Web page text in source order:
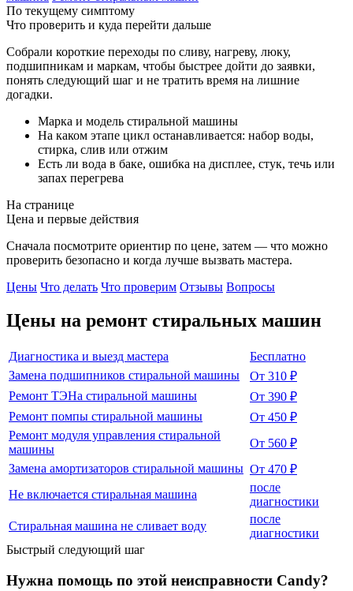
По текущему симптому
Что проверить и куда перейти дальше
Собрали короткие переходы по сливу, нагреву, люку,
подшипникам и маркам, чтобы быстрее дойти до заявки,
понять следующий шаг и не тратить время на лишние
догадки.
Марка и модель стиральной машины
На каком этапе цикл останавливается: набор воды,
стирка, слив или отжим
Есть ли вода в баке, ошибка на дисплее, стук, течь или
запах перегрева
На странице
Цена и первые действия
Сначала посмотрите ориентир по цене, затем — что можно
проверить безопасно и когда лучше вызвать мастера.
Цены Что делать Что проверим Отзывы Вопросы
Цены на ремонт стиральных машин
Диагностика и выезд мастера
Бесплатно
Замена подшипников стиральной машины
От 310 ₽
Ремонт ТЭНа стиральной машины
От 390 ₽
Ремонт помпы стиральной машины
От 450 ₽
Ремонт модуля управления стиральной
машины
От 560 ₽
Замена амортизаторов стиральной машины От 470 ₽
Не включается стиральная машина
после
диагностики
Стиральная машина не сливает воду
после
диагностики
Быстрый следующий шаг
Нужна помощь по этой неисправности Candy?